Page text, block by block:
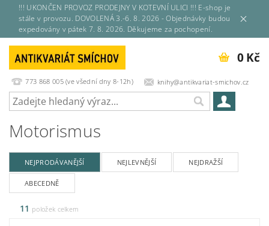
!!! UKONČEN PROVOZ PRODEJNY V KOTEVNÍ ULICI !!! E-shop je
stále v provozu. DOVOLENÁ 3.-6. 8. 2026 - Objednávky budou
expedovány v pátek 7. 8. 2026. Děkujeme za pochopení.
773 868 005 (ve všední dny 8-12h) knihy@antikvariat-smichov.cz
0 Kč
Motorismus
NEJPRODÁVANĚJŠÍ NEJLEVNĚJŠÍ NEJDRAŽŠÍ
ABECEDNĚ
11 položek celkem